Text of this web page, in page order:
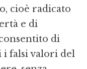
cioè radicato
e di
di
falsi valori del